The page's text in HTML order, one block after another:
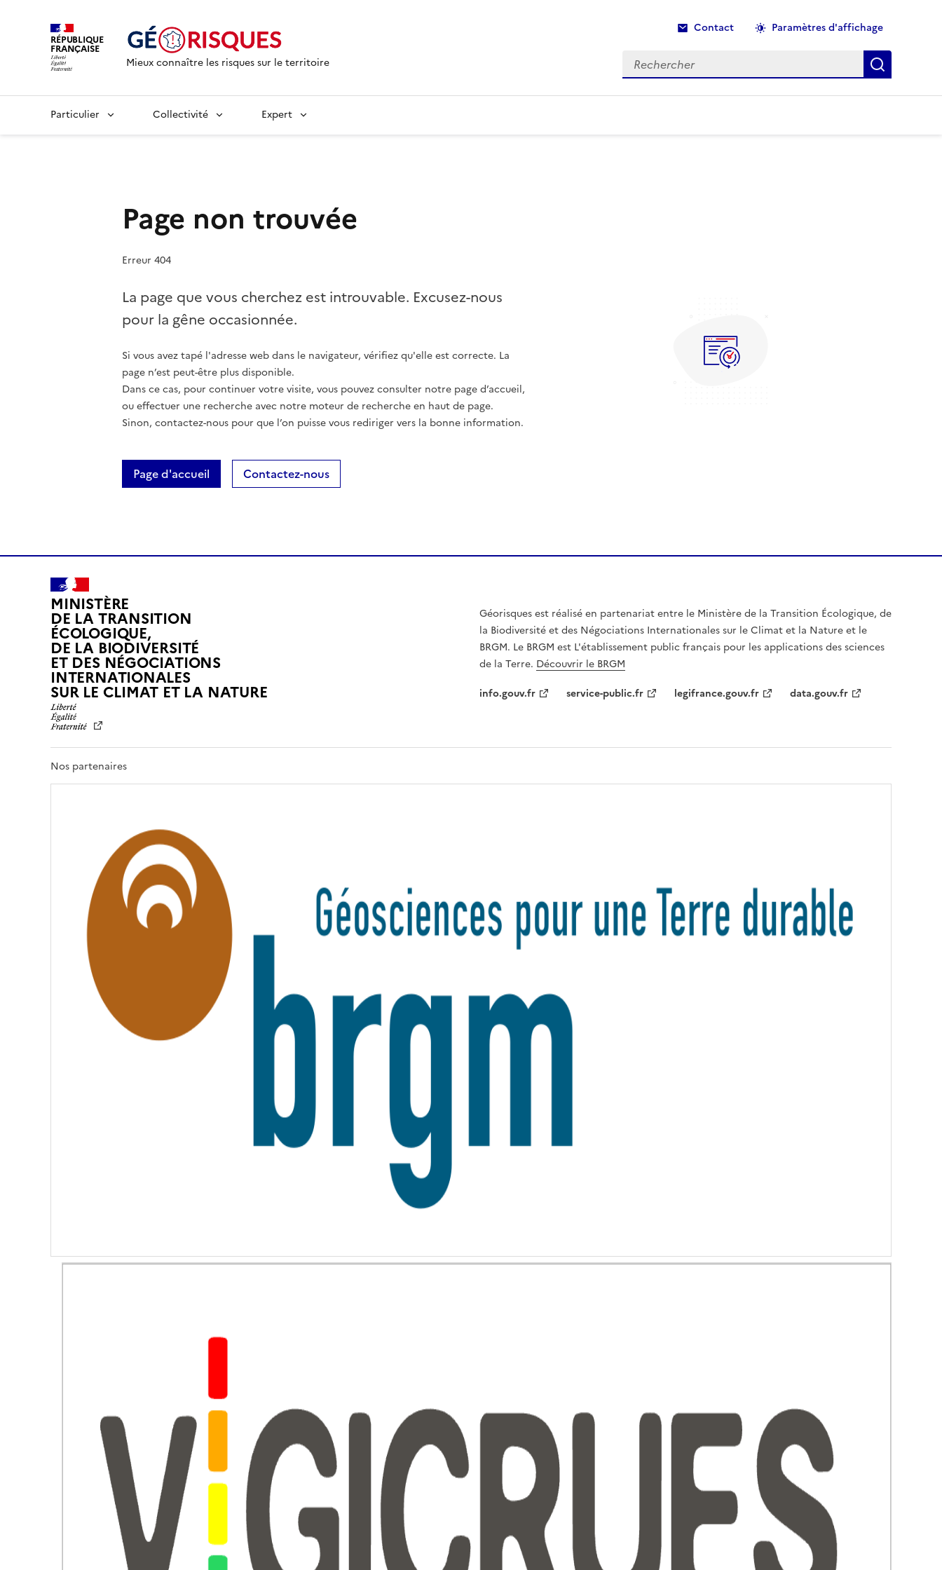
RÉPUBLIQUE
FRANÇAISE
Mieux connaître les risques sur le territoire
Contact Paramètres d'affichage
Rechercher Recherche
Particulier Collectivité Expert
Page non trouvée
Erreur 404
La page que vous cherchez est introuvable. Excusez-nous
pour la gêne occasionnée.
Si vous avez tapé l'adresse web dans le navigateur, vérifiez qu'elle est correcte. La
page n’est peut-être plus disponible.
Dans ce cas, pour continuer votre visite, vous pouvez consulter notre page d’accueil,
ou effectuer une recherche avec notre moteur de recherche en haut de page.
Sinon, contactez-nous pour que l’on puisse vous rediriger vers la bonne information.
Page d'accueil Contactez-nous
MINISTÈRE
DE LA TRANSITION
ÉCOLOGIQUE,
DE LA BIODIVERSITÉ
ET DES NÉGOCIATIONS
INTERNATIONALES
SUR LE CLIMAT ET LA NATUREL
R
É
R
R
N
T
Géorisques est réalisé en partenariat entre le Ministère de la Transition Écologique, de
la Biodiversité et des Négociations Internationales sur le Climat et la Nature et le
BRGM. Le BRGM est L'établissement public français pour les applications des sciences
de la Terre. Découvrir le BRGM
info.gouv.fr
service-public.fr legifrance.gouv.fr data.gouv.fr
Nos partenaires